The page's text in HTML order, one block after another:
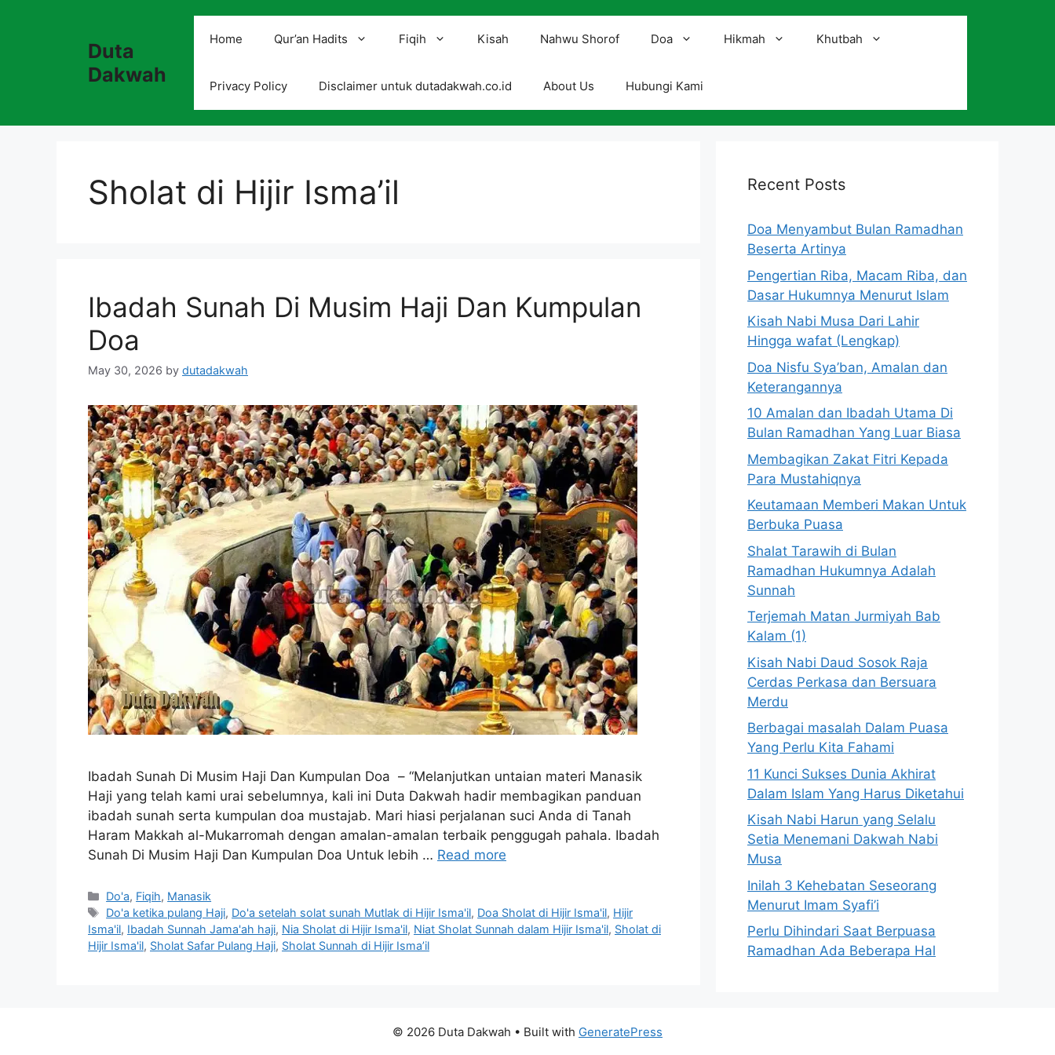
Duta
Dakwah
Home Qur’an Hadits Fiqih Kisah Nahwu Shorof Doa Hikmah Khutbah
Privacy Policy Disclaimer untuk dutadakwah.co.id About Us Hubungi Kami
Sholat di Hijir Isma’il
Ibadah Sunah Di Musim Haji Dan Kumpulan
Doa
May 30, 2026 by dutadakwah
Ibadah Sunah Di Musim Haji Dan Kumpulan Doa – “Melanjutkan untaian materi Manasik
Haji yang telah kami urai sebelumnya, kali ini Duta Dakwah hadir membagikan panduan
ibadah sunah serta kumpulan doa mustajab. Mari hiasi perjalanan suci Anda di Tanah
Haram Makkah al-Mukarromah dengan amalan-amalan terbaik penggugah pahala. Ibadah
Sunah Di Musim Haji Dan Kumpulan Doa Untuk lebih … Read more
Categories
Do'a, Fiqih, Manasik
Tags
Do'a ketika pulang Haji, Do'a setelah solat sunah Mutlak di Hijir Isma'il, Doa Sholat di Hijir Isma'il, Hijir
Isma'il, Ibadah Sunnah Jama'ah haji, Nia Sholat di Hijir Isma'il, Niat Sholat Sunnah dalam Hijir Isma'il, Sholat di
Hijir Isma'il, Sholat Safar Pulang Haji, Sholat Sunnah di Hijir Isma’il
Recent Posts
Doa Menyambut Bulan Ramadhan
Beserta Artinya
Pengertian Riba, Macam Riba, dan
Dasar Hukumnya Menurut Islam
Kisah Nabi Musa Dari Lahir
Hingga wafat (Lengkap)
Doa Nisfu Sya’ban, Amalan dan
Keterangannya
10 Amalan dan Ibadah Utama Di
Bulan Ramadhan Yang Luar Biasa
Membagikan Zakat Fitri Kepada
Para Mustahiqnya
Keutamaan Memberi Makan Untuk
Berbuka Puasa
Shalat Tarawih di Bulan
Ramadhan Hukumnya Adalah
Sunnah
Terjemah Matan Jurmiyah Bab
Kalam (1)
Kisah Nabi Daud Sosok Raja
Cerdas Perkasa dan Bersuara
Merdu
Berbagai masalah Dalam Puasa
Yang Perlu Kita Fahami
11 Kunci Sukses Dunia Akhirat
Dalam Islam Yang Harus Diketahui
Kisah Nabi Harun yang Selalu
Setia Menemani Dakwah Nabi
Musa
Inilah 3 Kehebatan Seseorang
Menurut Imam Syafi’i
Perlu Dihindari Saat Berpuasa
Ramadhan Ada Beberapa Hal
© 2026 Duta Dakwah • Built with GeneratePress